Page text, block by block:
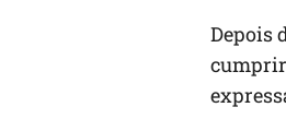
Depois
cumprir